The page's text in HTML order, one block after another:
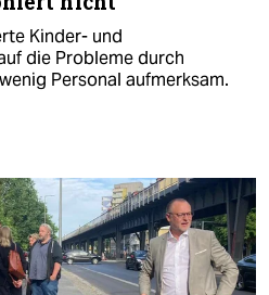
Kinder- und
die Probleme durch
Personal aufmerksam.